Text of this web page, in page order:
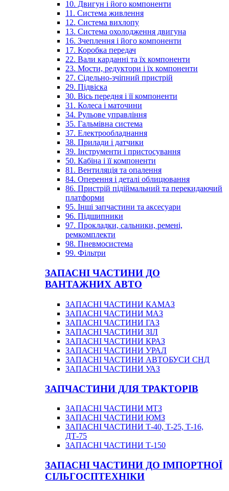
10. Двигун і його компоненти
11. Система живлення
12. Система вихлопу
13. Система охолодження двигуна
16. Зчеплення і його компоненти
17. Коробка передач
22. Вали карданні та їх компоненти
23. Мости, редуктори і їх компоненти
27. Сідельно-зчіпний пристрій
29. Підвіска
30. Вісь передня і її компоненти
31. Колеса і маточини
34. Рульове управління
35. Гальмівна система
37. Електрообладнання
38. Прилади і датчики
39. Інструменти і пристосування
50. Кабіна і її компоненти
81. Вентиляція та опалення
84. Оперення і деталі облицювання
86. Пристрій підіймальний та перекидаючий
платформи
95. Інші запчастини та аксесуари
96. Підшипники
97. Прокладки, сальники, ремені,
ремкомплекти
98. Пневмосистема
99. Фільтри
ЗАПАСНІ ЧАСТИНИ ДО
ВАНТАЖНИХ АВТО
ЗАПАСНІ ЧАСТИНИ КАМАЗ
ЗАПАСНІ ЧАСТИНИ МАЗ
ЗАПАСНІ ЧАСТИНИ ГАЗ
ЗАПАСНІ ЧАСТИНИ ЗІЛ
ЗАПАСНІ ЧАСТИНИ КРАЗ
ЗАПАСНІ ЧАСТИНИ УРАЛ
ЗАПАСНІ ЧАСТИНИ АВТОБУСИ СНД
ЗАПАСНІ ЧАСТИНИ УАЗ
ЗАПЧАСТИНИ ДЛЯ ТРАКТОРІВ
ЗАПАСНІ ЧАСТИНИ МТЗ
ЗАПАСНІ ЧАСТИНИ ЮМЗ
ЗАПАСНІ ЧАСТИНИ Т-40, Т-25, Т-16,
ДТ-75
ЗАПАСНІ ЧАСТИНИ Т-150
ЗАПАСНІ ЧАСТИНИ ДО ІМПОРТНОЇ
СІЛЬГОСПТЕХНІКИ